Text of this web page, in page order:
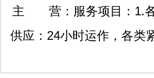
华龙胜西路佳利科技大厦6
03
主 营： 服务项目：1.
供应：24小时运作，各类